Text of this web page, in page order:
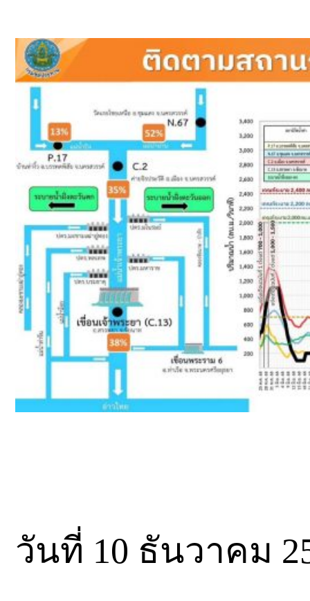
วันที่ 10 ธันวาคม